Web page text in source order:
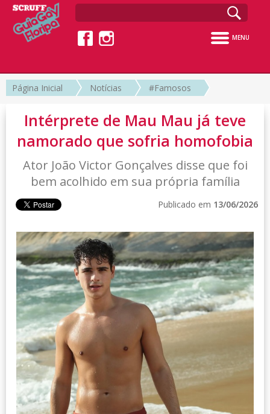
MENU
Página Inicial Notícias #Famosos
Intérprete de Mau Mau já teve
namorado que sofria homofobia
Ator João Victor Gonçalves disse que foi
bem acolhido em sua própria família
Publicado em 13/06/2026